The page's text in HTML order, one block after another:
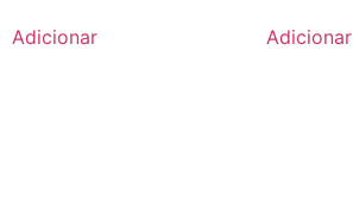
Adicionar Adicionar